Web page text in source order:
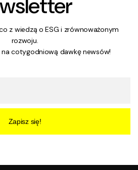
z wiedzą o ESG i zrównoważonym
rozwoju.
na cotygodniową dawkę newsów!
Zapisz się!